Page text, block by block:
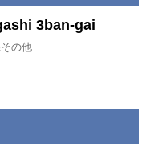
3ban-gai
県その他